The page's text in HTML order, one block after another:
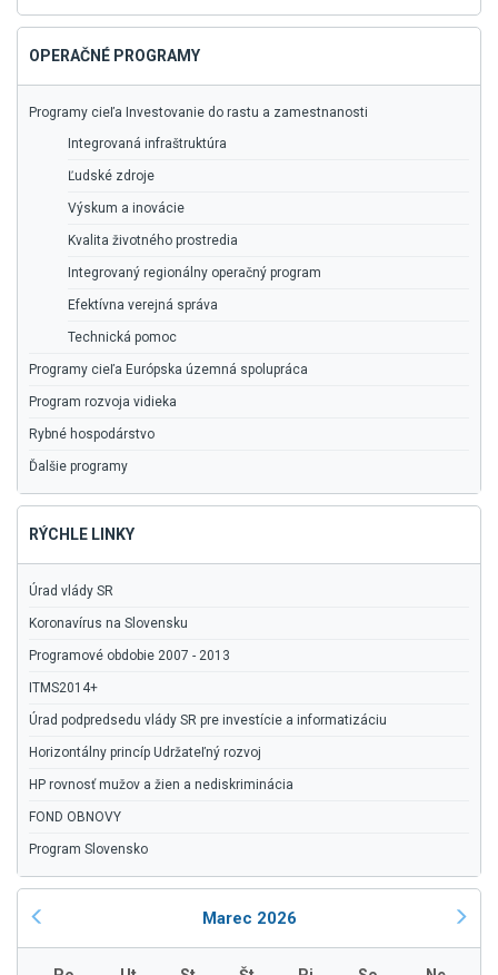
OPERAČNÉ PROGRAMY
Programy cieľa Investovanie do rastu a zamestnanosti
Integrovaná infraštruktúra
Ľudské zdroje
Výskum a inovácie
Kvalita životného prostredia
Integrovaný regionálny operačný program
Efektívna verejná správa
Technická pomoc
Programy cieľa Európska územná spolupráca
Program rozvoja vidieka
Rybné hospodárstvo
Ďalšie programy
RÝCHLE LINKY
Úrad vlády SR
Koronavírus na Slovensku
Programové obdobie 2007 - 2013
ITMS2014+
Úrad podpredsedu vlády SR pre investície a informatizáciu
Horizontálny princíp Udržateľný rozvoj
HP rovnosť mužov a žien a nediskriminácia
FOND OBNOVY
Program Slovensko
Marec 2026